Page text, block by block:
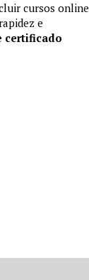
cursos online
e
certificado